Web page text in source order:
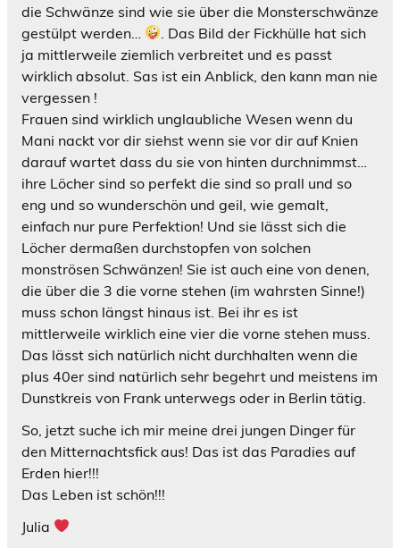
die Schwänze sind wie sie über die Monsterschwänze
gestülpt werden…
. Das Bild der Fickhülle hat sich
ja mittlerweile ziemlich verbreitet und es passt
wirklich absolut. Sas ist ein Anblick, den kann man nie
vergessen !
Frauen sind wirklich unglaubliche Wesen wenn du
Mani nackt vor dir siehst wenn sie vor dir auf Knien
darauf wartet dass du sie von hinten durchnimmst…
ihre Löcher sind so perfekt die sind so prall und so
eng und so wunderschön und geil, wie gemalt,
einfach nur pure Perfektion! Und sie lässt sich die
Löcher dermaßen durchstopfen von solchen
monströsen Schwänzen! Sie ist auch eine von denen,
die über die 3 die vorne stehen (im wahrsten Sinne!)
muss schon längst hinaus ist. Bei ihr es ist
mittlerweile wirklich eine vier die vorne stehen muss.
Das lässt sich natürlich nicht durchhalten wenn die
plus 40er sind natürlich sehr begehrt und meistens im
Dunstkreis von Frank unterwegs oder in Berlin tätig.
So, jetzt suche ich mir meine drei jungen Dinger für
den Mitternachtsfick aus! Das ist das Paradies auf
Erden hier!!!
Das Leben ist schön!!!
Julia